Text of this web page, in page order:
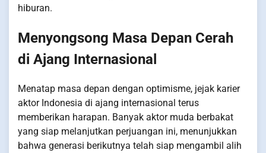
hiburan.
Menyongsong Masa Depan Cerah
di Ajang Internasional
Menatap masa depan dengan optimisme, jejak karier
aktor Indonesia di ajang internasional terus
memberikan harapan. Banyak aktor muda berbakat
yang siap melanjutkan perjuangan ini, menunjukkan
bahwa generasi berikutnya telah siap mengambil alih